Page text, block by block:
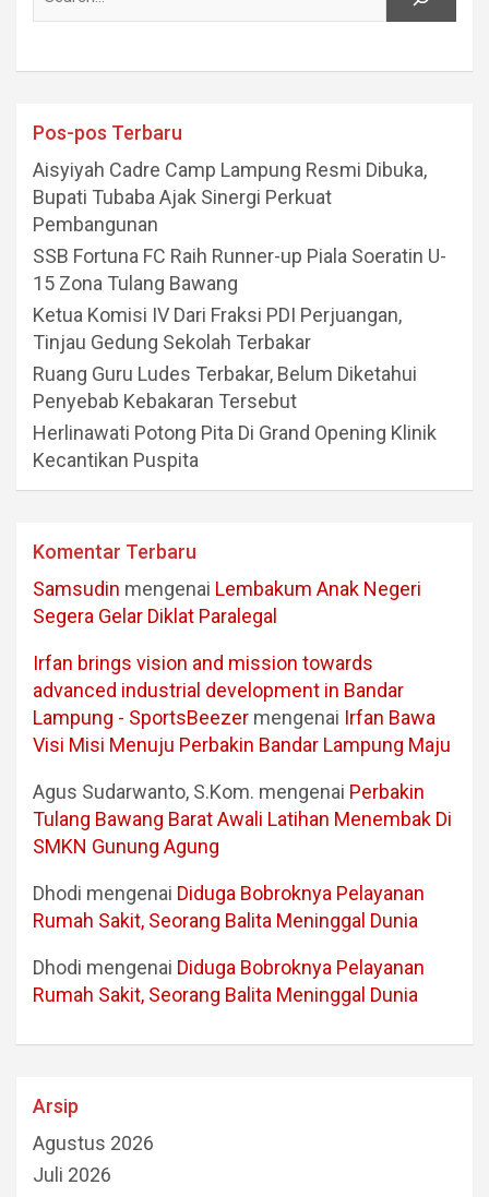
Pos-pos Terbaru
Aisyiyah Cadre Camp Lampung Resmi Dibuka,
Bupati Tubaba Ajak Sinergi Perkuat
Pembangunan
SSB Fortuna FC Raih Runner-up Piala Soeratin U-
15 Zona Tulang Bawang
Ketua Komisi IV Dari Fraksi PDI Perjuangan,
Tinjau Gedung Sekolah Terbakar
Ruang Guru Ludes Terbakar, Belum Diketahui
Penyebab Kebakaran Tersebut
Herlinawati Potong Pita Di Grand Opening Klinik
Kecantikan Puspita
Komentar Terbaru
Samsudin mengenai Lembakum Anak Negeri
Segera Gelar Diklat Paralegal
Irfan brings vision and mission towards
advanced industrial development in Bandar
Lampung - SportsBeezer mengenai Irfan Bawa
Visi Misi Menuju Perbakin Bandar Lampung Maju
Agus Sudarwanto, S.Kom. mengenai Perbakin
Tulang Bawang Barat Awali Latihan Menembak Di
SMKN Gunung Agung
Dhodi mengenai Diduga Bobroknya Pelayanan
Rumah Sakit, Seorang Balita Meninggal Dunia
Dhodi mengenai Diduga Bobroknya Pelayanan
Rumah Sakit, Seorang Balita Meninggal Dunia
Arsip
Agustus 2026
Juli 2026